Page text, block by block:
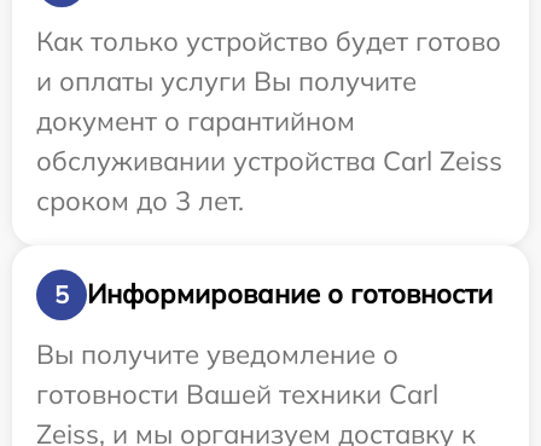
Как только устройство будет готово
и оплаты услуги Вы получите
документ о гарантийном
обслуживании устройства Carl Zeiss
сроком до 3 лет.
5
Информирование о готовности
Вы получите уведомление о
готовности Вашей техники Carl
Zeiss, и мы организуем доставку к